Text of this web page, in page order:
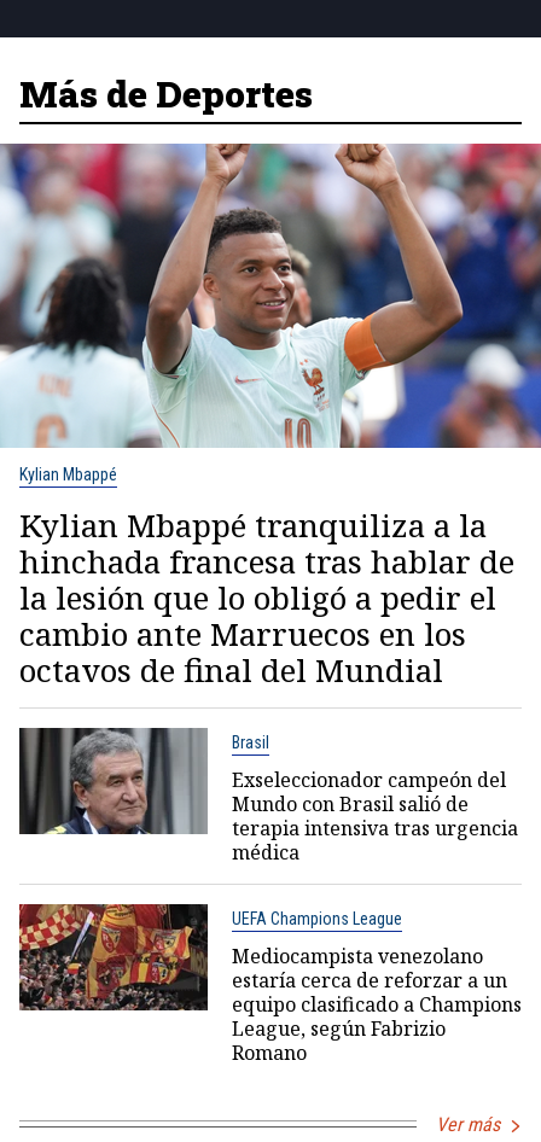
Más de Deportes
Kylian Mbappé
Kylian Mbappé tranquiliza a la
hinchada francesa tras hablar de
la lesión que lo obligó a pedir el
cambio ante Marruecos en los
octavos de final del Mundial
Brasil
Exseleccionador campeón del
Mundo con Brasil salió de
terapia intensiva tras urgencia
médica
UEFA Champions League
Mediocampista venezolano
estaría cerca de reforzar a un
equipo clasificado a Champions
League, según Fabrizio
Romano
Ver más